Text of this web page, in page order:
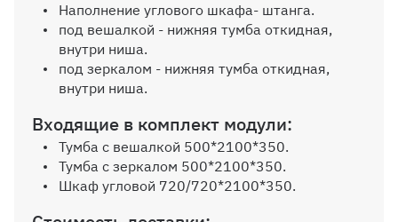
Петля с доводчиком
Наполнение углового шкафа- штанга.
под вешалкой - нижняя тумба откидная,
внутри ниша.
под зеркалом - нижняя тумба откидная,
внутри ниша.
Входящие в комплект модули:
Тумба с вешалкой 500*2100*350.
Тумба с зеркалом 500*2100*350.
Шкаф угловой 720/720*2100*350.